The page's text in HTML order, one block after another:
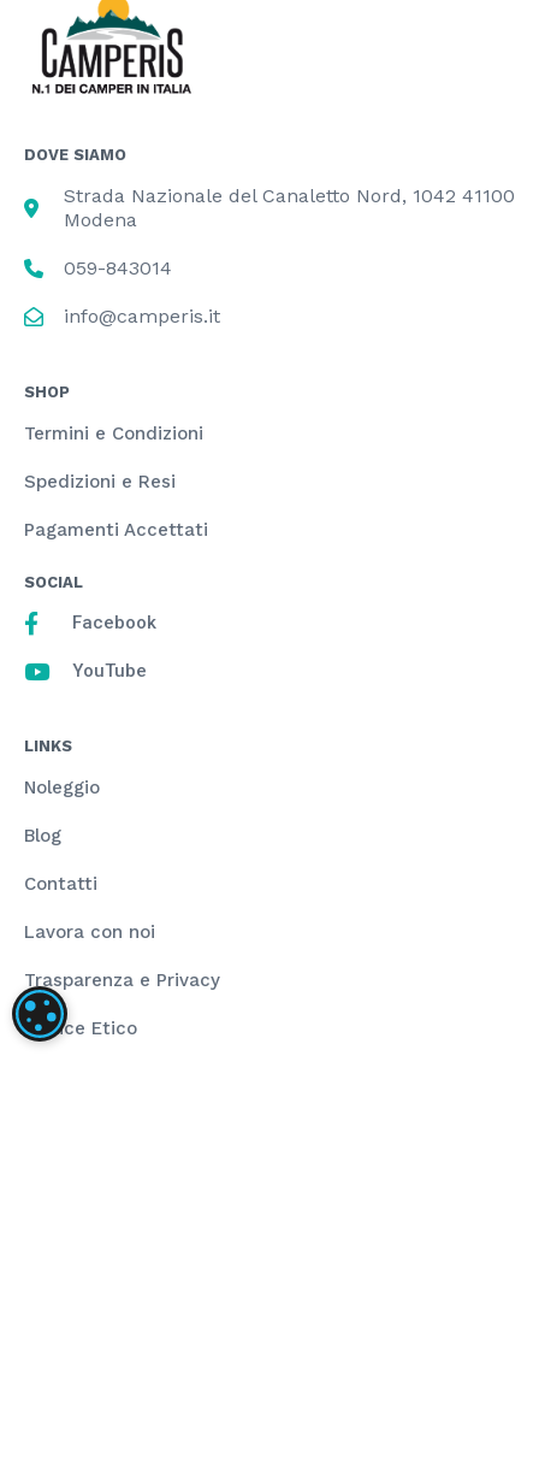
DOVE SIAMO
Strada Nazionale del Canaletto Nord, 1042 41100
Modena
059-843014
info@camperis.it
SHOP
Termini e Condizioni
Spedizioni e Resi
Pagamenti Accettati
SOCIAL
Facebook
YouTube
LINKS
Noleggio
Blog
Contatti
Lavora con noi
Trasparenza e Privacy
Codice Etico
IMPOSTAZIONI DEI COOKIE